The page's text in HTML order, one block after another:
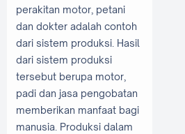
perakitan motor, petani
dan dokter adalah contoh
dari sistem produksi. Hasil
dari sistem produksi
tersebut berupa motor,
padi dan jasa pengobatan
memberikan manfaat bagi
manusia. Produksi dalam